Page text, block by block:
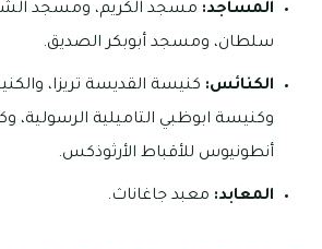
المساجد: مسجد الكريم، ومسجد
سلطان، ومسجد أبوبكر الصديق.
الكنائس: كنيسة القديسة تريزا،
وكنيسة ابوظبي التاميلية الرسولية،
أنطونيوس للأقباط الأرثوذكس.
المعابد: معبد جاغاناث.